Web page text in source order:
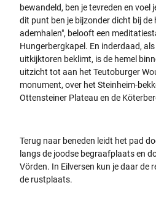
bewandeld, ben je tevreden en voel
dit punt ben je bijzonder dicht bij de
ademhalen", belooft een
Hungerbergkapel. En inderdaad,
uitkijktoren beklimt, is de hemel
uitzicht tot aan het Teutoburger
monument, over het Steinheim-
Ottensteiner Plateau en de
Terug naar beneden leidt het pad
langs de joodse begraafplaats en
Vörden. In Eilversen kun je daar de
de rustplaats.